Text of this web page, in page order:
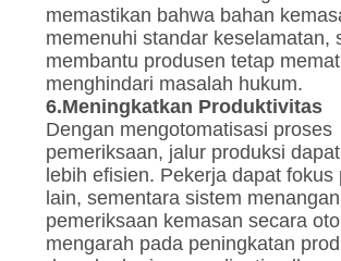
memastikan bahwa bahan
memenuhi standar keselamatan,
membantu produsen tetap
menghindari masalah hukum.
6.Meningkatkan Produktivitas
Dengan mengotomatisasi proses
pemeriksaan, jalur produksi
lebih efisien. Pekerja dapat fokus
lain, sementara sistem
pemeriksaan kemasan secara
mengarah pada peningkatan